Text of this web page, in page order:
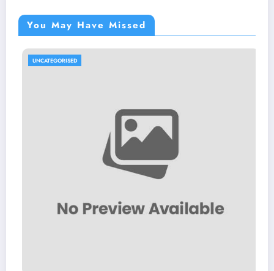
You May Have Missed
UNCATEGORISED